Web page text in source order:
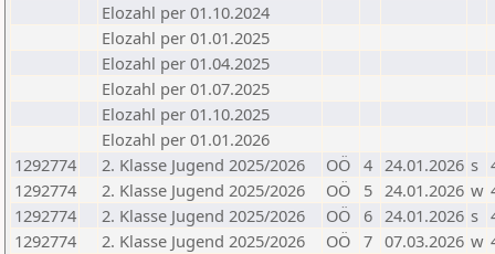
Elozahl per 01.10.2024
Elozahl per 01.01.2025
Elozahl per 01.04.2025
Elozahl per 01.07.2025
Elozahl per 01.10.2025
Elozahl per 01.01.2026
1292774
2. Klasse Jugend 2025/2026 OÖ 4 24.01.2026 s
1292774
2. Klasse Jugend 2025/2026 OÖ 5 24.01.2026 w
1292774
2. Klasse Jugend 2025/2026 OÖ 6 24.01.2026 s
1292774
2. Klasse Jugend 2025/2026 OÖ 7 07.03.2026 w